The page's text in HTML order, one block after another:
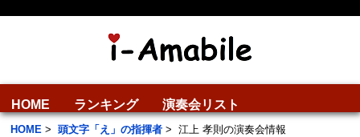
HOME ランキング 演奏会リスト
HOME > 頭文字「え」の指揮者 > 江上 孝則の演奏会情報